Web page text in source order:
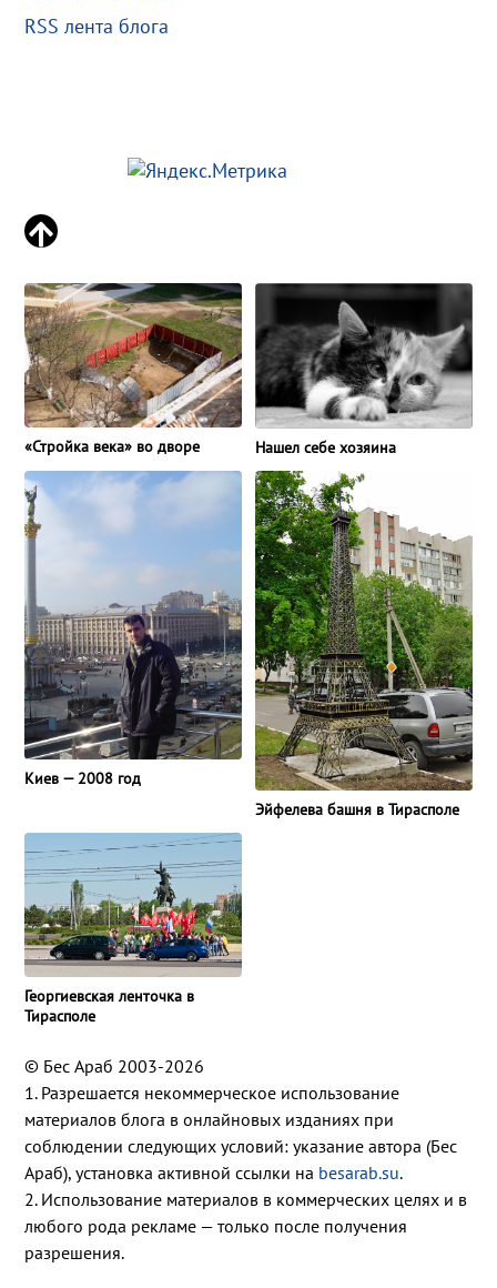
RSS лента блога
«Стройка века» во дворе Нашел себе хозяина
Киев — 2008 год
Эйфелева башня в Тирасполе
Георгиевская ленточка в
Тирасполе
© Бес Араб 2003-2026
1. Разрешается некоммерческое использование
материалов блога в онлайновых изданиях при
соблюдении следующих условий: указание автора (Бес
Араб), установка активной ссылки на besarab.su.
2. Использование материалов в коммерческих целях и в
любого рода рекламе — только после получения
разрешения.